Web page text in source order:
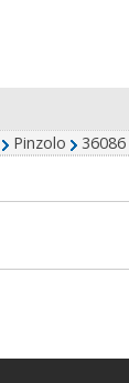
Pinzolo 36086